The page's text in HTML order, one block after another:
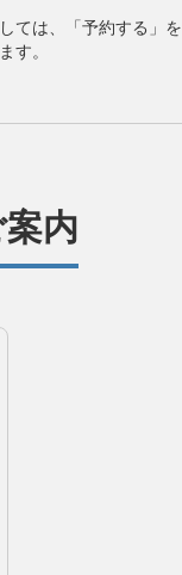
ては、「予約する」を
す。
内